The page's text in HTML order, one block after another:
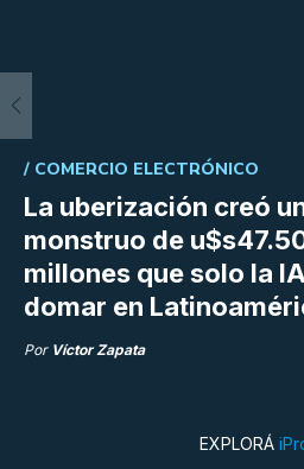
La uberización creó
monstruo de
millones que solo la
domar en
/ COMERCIO ELECTRÓNICO
Por Víctor Zapata
EXPLORÁ